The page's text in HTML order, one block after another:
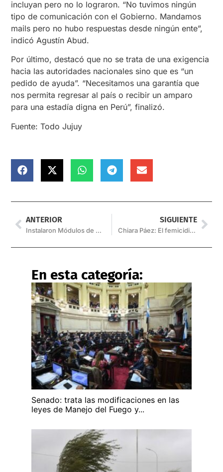
incluyan pero no lo lograron. “No tuvimos ningún
tipo de comunicación con el Gobierno. Mandamos
mails pero no hubo respuestas desde ningún ente”,
indicó Agustín Abud.
Por último, destacó que no se trata de una exigencia
hacia las autoridades nacionales sino que es “un
pedido de ayuda”. “Necesitamos una garantía que
nos permita regresar al país o recibir un amparo
para una estadía digna en Perú”, finalizó.
Fuente: Todo Jujuy
ANTERIOR
Instalaron Módulos de Estacionamiento de Bicicletas en distintos puntos de la ciudad
SIGUIENTE
Chiara Páez: El femicidio que originó el “Ni una menos”
En esta categoría:
Senado: trata las modificaciones en las
leyes de Manejo del Fuego y...